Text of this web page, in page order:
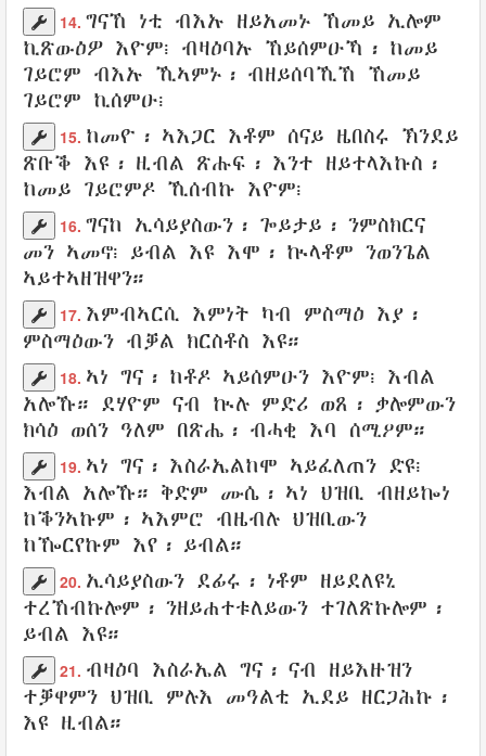
14. ግናኸ ነቲ ብእኡ ዘይአመኑ ኸመይ ኢሎም
ኪጽውዕዎ እዮም፧ ብዛዕባኡ ኸይሰምዑኻ ፡ ከመይ
ገይሮም ብእኡ ኺኣምኑ ፡ ብዘይሰባኺኸ ኸመይ
ገይሮም ኪሰምዑ፧
15. ከመዮ ፡ ኣእጋር እቶም ሰናይ ዜበስሩ ኽንደይ
ጽቡቕ እዩ፡ ዚብል ጽሑፍ ፡ እንተ ዘይተላእኩስ ፡
ከመይ ገይሮምዶ ኺሰብኩ እዮም፧
16. ግናከ ኢሳይያስውን ፡ ጐይታይ ፡ ንምስክርና
መን ኣመኖ፧ ይብል እዩ እሞ፡ ኲላቶም ንወንጌል
ኣይተኣዘዝዋን።
17. እምብኣርሲ እምነት ካብ ምስማዕ እያ ፡
ምስማዕውን ብቓል ክርስቶስ እዩ።
18. ኣነ ግና፡ ከቶዶ ኣይሰምዑን እዮም፧ እብል
አሎኹ። ደሃዮም ናብ ኲሉ ምድሪ ወጸ፡ ቃሎምውን
ክሳዕ ወሰን ዓለም በጽሔ፡ ብሓቂ እባ ሰሚዖም።
19. ኣነ ግና፡ እስራኤልከሞ ኣይፈለጠን ድዩ፧
እብል አሎኹ። ቅድም ሙሴ ፡ ኣነ ህዝቢ ብዘይኰነ
ከቕንኣኩም ፡ ኣእምሮ ብዜብሉ ህዝቢውን
ከዀርየኩም እየ፡ ይብል።
20. ኢሳይያስውን ደፊሩ ፡ ነቶም ዘይደለዩኒ
ተረኸብኩሎም ፡ ንዘይሐተቱለይውን ተገለጽኩሎም ፡
ይብል እዩ።
21. ብዛዕባ እስራኤል ግና፡ ናብ ዘይእዙዝን
ተቓዋምን ህዝቢ ምሉእ መዓልቲ ኢደይ ዘርጋሕኩ ፡
እዩ ዚብል።